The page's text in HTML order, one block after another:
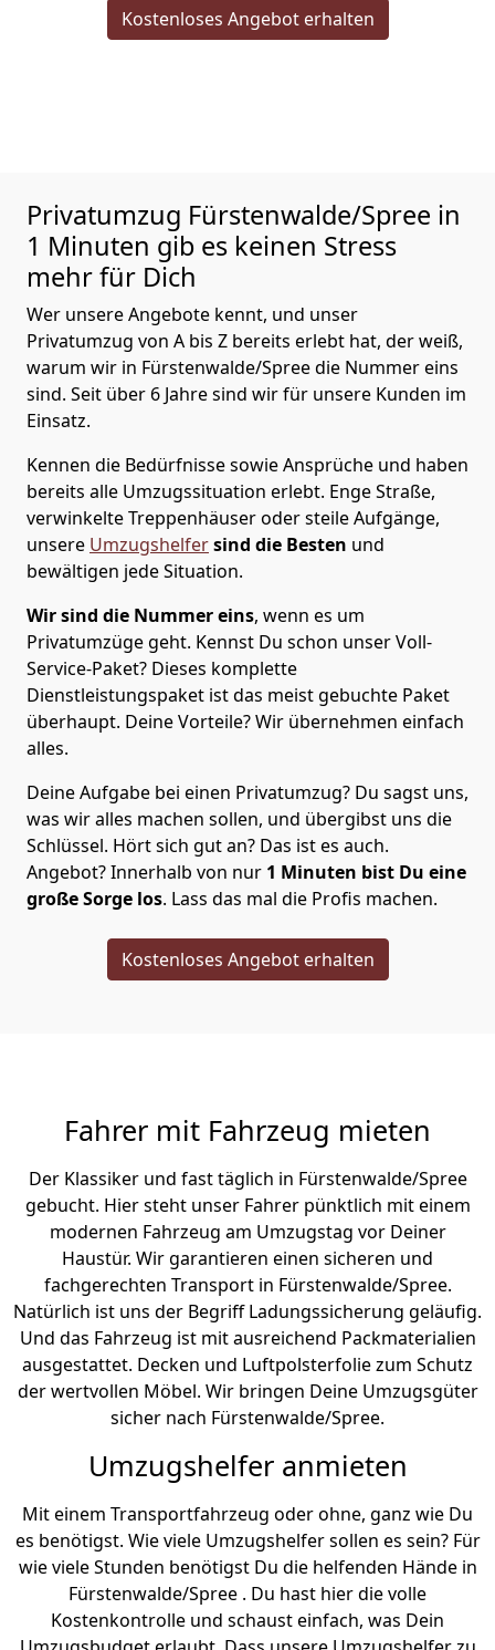
Kostenloses Angebot erhalten
Privatumzug Fürstenwalde/Spree in
1 Minuten gib es keinen Stress
mehr für Dich
Wer unsere Angebote kennt, und unser
Privatumzug von A bis Z bereits erlebt hat, der weiß,
warum wir in Fürstenwalde/Spree die Nummer eins
sind. Seit über 6 Jahre sind wir für unsere Kunden im
Einsatz.
Kennen die Bedürfnisse sowie Ansprüche und haben
bereits alle Umzugssituation erlebt. Enge Straße,
verwinkelte Treppenhäuser oder steile Aufgänge,
unsere Umzugshelfersind die Besten und
bewältigen jede Situation.
Wir sind die Nummer eins, wenn es um
Privatumzüge geht. Kennst Du schon unser Voll-
Service-Paket? Dieses komplette
Dienstleistungspaket ist das meist gebuchte Paket
überhaupt. Deine Vorteile? Wir übernehmen einfach
alles.
Deine Aufgabe bei einen Privatumzug? Du sagst uns,
was wir alles machen sollen, und übergibst uns die
Schlüssel. Hört sich gut an? Das ist es auch.
Angebot? Innerhalb von nur 1 Minuten bist Du eine
große Sorge los. Lass das mal die Profis machen.
Kostenloses Angebot erhalten
Fahrer mit Fahrzeug mieten
Der Klassiker und fast täglich in Fürstenwalde/Spree
gebucht. Hier steht unser Fahrer pünktlich mit einem
modernen Fahrzeug am Umzugstag vor Deiner
Haustür. Wir garantieren einen sicheren und
fachgerechten Transport in Fürstenwalde/Spree.
Natürlich ist uns der Begriff Ladungssicherung geläufig.
Und das Fahrzeug ist mit ausreichend Packmaterialien
ausgestattet. Decken und Luftpolsterfolie zum Schutz
der wertvollen Möbel. Wir bringen Deine Umzugsgüter
sicher nach Fürstenwalde/Spree.
Umzugshelfer anmieten
Mit einem Transportfahrzeug oder ohne, ganz wie Du
es benötigst. Wie viele Umzugshelfer sollen es sein? Für
wie viele Stunden benötigst Du die helfenden Hände in
Fürstenwalde/Spree . Du hast hier die volle
Kostenkontrolle und schaust einfach, was Dein